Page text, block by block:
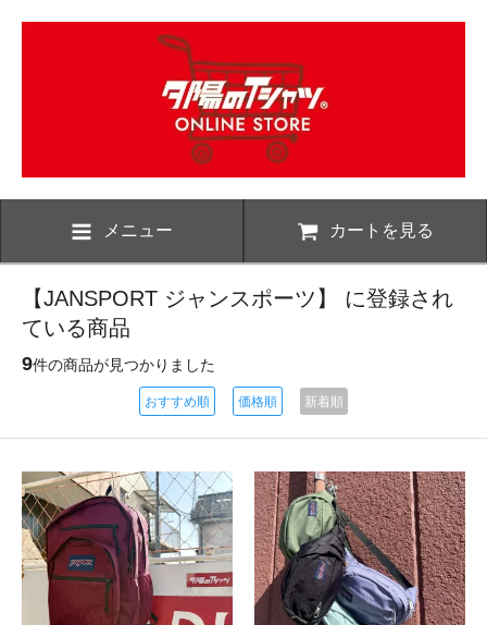
メニュー カートを見る
【JANSPORT ジャンスポーツ】 に登録され
ている商品
9件の商品が見つかりました
おすすめ順 価格順 新着順